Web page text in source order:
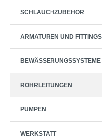
SCHLAUCHZUBEHÖR
ARMATUREN UND FITTINGS
BEWÄSSERUNGSSYSTEME
ROHRLEITUNGEN
PUMPEN
WERKSTATT